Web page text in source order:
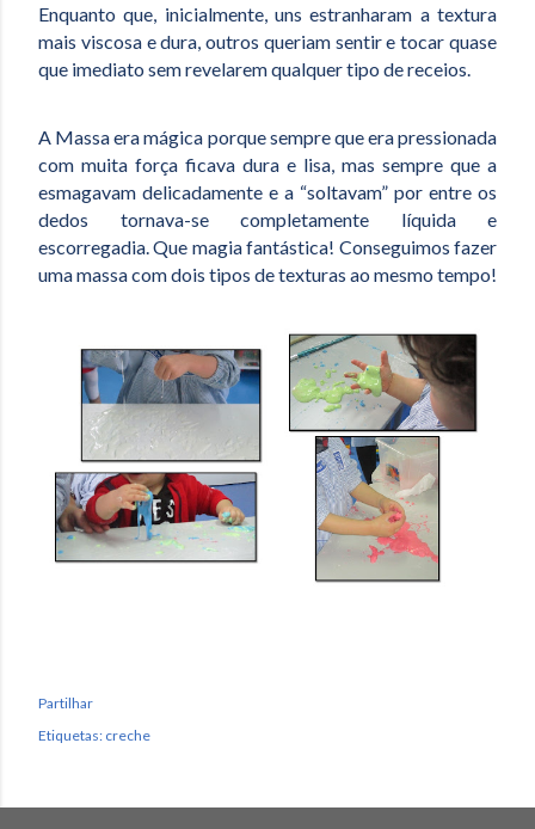
Enquanto que, inicialmente, uns estranharam a textura
mais viscosa e dura, outros queriam sentir e tocar quase
que imediato sem revelarem qualquer tipo de receios.
A Massa era mágica porque sempre que era pressionada
com muita força ficava dura e lisa, mas sempre que a
esmagavam delicadamente e a “soltavam” por entre os
dedos tornava-se completamente líquida e
escorregadia. Que magia fantástica! Conseguimos fazer
uma massa com dois tipos de texturas ao mesmo tempo!
Partilhar
Etiquetas: creche